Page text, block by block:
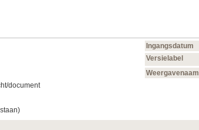
Ingangsdatum
Versielabel
Weergavenaam
document